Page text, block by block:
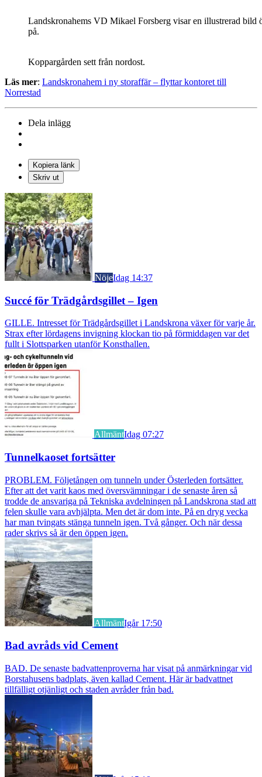
Landskronahems VD Mikael Forsberg visar en illustrerad bild
på.
Koppargården sett från nordost.
Läs mer: Landskronahem i ny storaffär – flyttar kontoret till
Norrestad
Dela inlägg
Kopiera länk
Skriv ut
NöjeIdag 14:37
Succé för Trädgårdsgillet – Igen
GILLE. Intresset för Trädgårdsgillet i Landskrona växer för varje år.
Strax efter lördagens invigning klockan tio på förmiddagen var det
fullt i Slottsparken utanför Konsthallen.
AllmäntIdag 07:27
Tunnelkaoset fortsätter
PROBLEM. Följetången om tunneln under Österleden fortsätter.
Efter att det varit kaos med översvämningar i de senaste åren så
trodde de ansvariga på Tekniska avdelningen på Landskrona stad att
felen skulle vara avhjälpta. Men det är dom inte. På en dryg vecka
har man tvingats stänga tunneln igen. Två gånger. Och när dessa
rader skrivs så är den öppen igen.
AllmäntIgår 17:50
Bad avråds vid Cement
BAD. De senaste badvattenproverna har visat på anmärkningar vid
Borstahusens badplats, även kallad Cement. Här är badvattnet
tillfälligt otjänligt och staden avråder från bad.